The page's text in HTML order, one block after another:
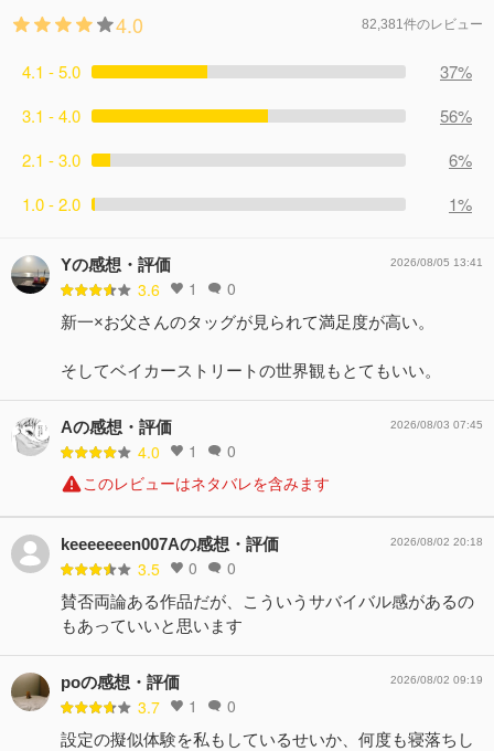
4.0 82,381件のレビュー
4.1 - 5.0
37%
3.1 - 4.0
56%
2.1 - 3.0
6%
1.0 - 2.0
1%
Yの感想・評価
3.6 1 0
2026/08/05 13:41
新一×お父さんのタッグが見られて満足度が高い。
そしてベイカーストリートの世界観もとてもいい。
Aの感想・評価
4.0 1 0
2026/08/03 07:45
このレビューはネタバレを含みます
keeeeeeen007Aの感想・評価
3.5 0 0
2026/08/02 20:18
賛否両論ある作品だが、こういうサバイバル感があるの
もあっていいと思います
poの感想・評価
3.7 1 0
2026/08/02 09:19
設定の擬似体験を私もしているせいか、何度も寝落ちし